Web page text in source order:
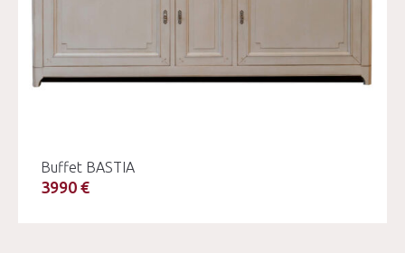
Buffet BASTIA
3990 €